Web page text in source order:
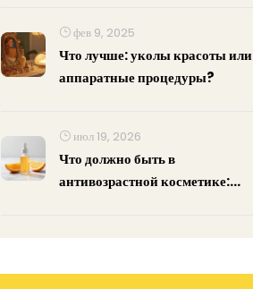
фев 9, 2025
Что лучше: уколы красоты или
аппаратные процедуры?
июл 19, 2026
Что должно быть в
антивозрастной косметике: